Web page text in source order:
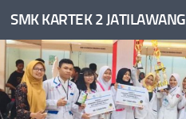
Skip to content
SMK KARTEK 2 JATILAWANG